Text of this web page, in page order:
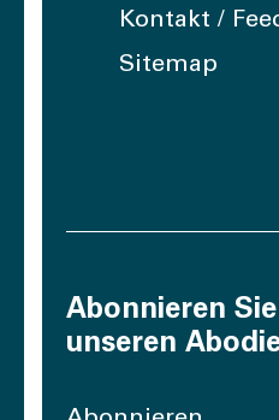
Kontakt /
Sitemap
Abonnieren
unseren